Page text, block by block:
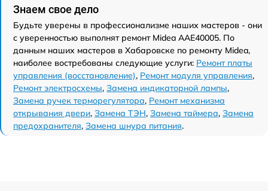
Знаем свое дело
Будьте уверены в профессионализме наших мастеров - они
с уверенностью выполнят ремонт Midea AAE40005. По
данным наших мастеров в Хабаровске по ремонту Midea,
наиболее востребованы следующие услуги: Ремонт платы
управления (восстановление), Ремонт модуля управления,
Ремонт электросхемы, Замена индикаторной лампы,
Замена ручек терморегулятора, Ремонт механизма
открывания двери, Замена ТЭН, Замена таймера, Замена
предохранителя, Замена шнура питания.